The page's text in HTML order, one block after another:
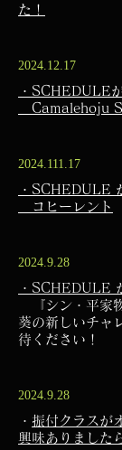
た！
2024.12.17
・SCHEDULE
Camalehoju
2024.111.17
・SCHEDULE
​ コヒーレント
2024.9.28
・SCHEDULE
『シン・平家
葵の新しいチャ
待ください！
2024.9.28
・ 振付クラスが
興味ありました